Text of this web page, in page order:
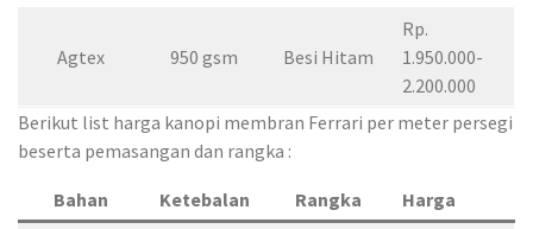
Agtex 950 gsm Besi Hitam
Rp.
1.950.000-
2.200.000
Berikut list harga kanopi membran Ferrari per meter persegi
beserta pemasangan dan rangka :
Bahan Ketebalan Rangka Harga